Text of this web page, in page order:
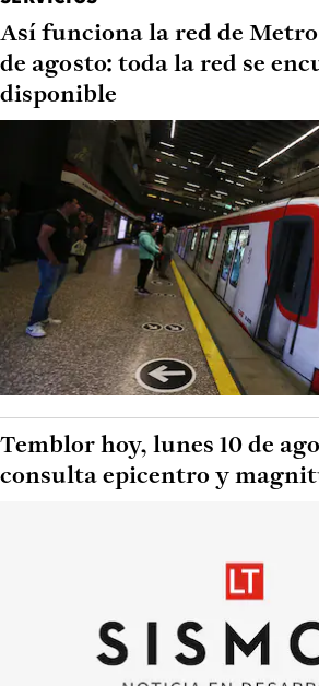
Así funciona la red de Metro
de agosto: toda la red se
disponible
Temblor hoy, lunes 10 de
consulta epicentro y